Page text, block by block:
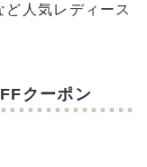
人気レディース
クーポン